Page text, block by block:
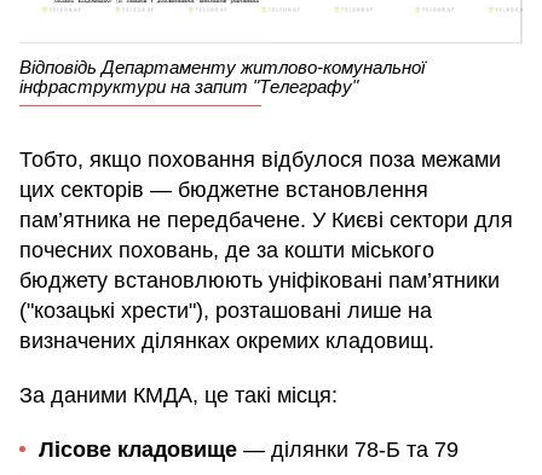
Відповідь Департаменту житлово-комунальної
інфраструктури на запит "Телеграфу"
Тобто, якщо поховання відбулося поза межами
цих секторів — бюджетне встановлення
пам’ятника не передбачене. У Києві сектори для
почесних поховань, де за кошти міського
бюджету встановлюють уніфіковані пам’ятники
("козацькі хрести"), розташовані лише на
визначених ділянках окремих кладовищ.
За даними КМДА, це такі місця:
Лісове кладовище — ділянки 78-Б та 79